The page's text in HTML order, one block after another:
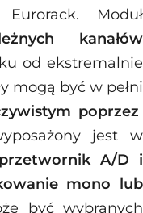
Moduł
kanałów
od ekstremalnie
mogą być w pełni
poprzez
jest w
A/D i
mono lub
być wybranych